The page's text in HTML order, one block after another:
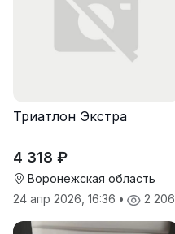
Триатлон Экстра
4 318 ₽
Воронежская область
24 апр 2026, 16:36 • 2 206